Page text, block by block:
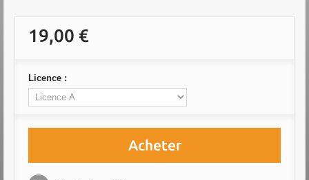
19,00 €
Licence :
Acheter